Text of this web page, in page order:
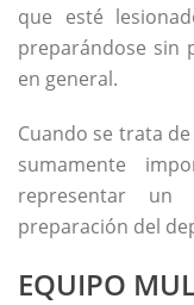
que esté
preparándose sin
en general.
Cuando se trata
sumamente
representar
preparación del
EQUIPO